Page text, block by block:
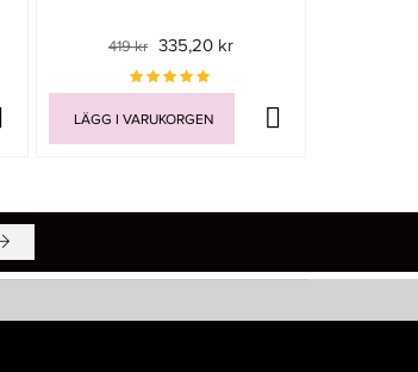
419 kr 335,20 kr
LÄGG I VARUKORGEN